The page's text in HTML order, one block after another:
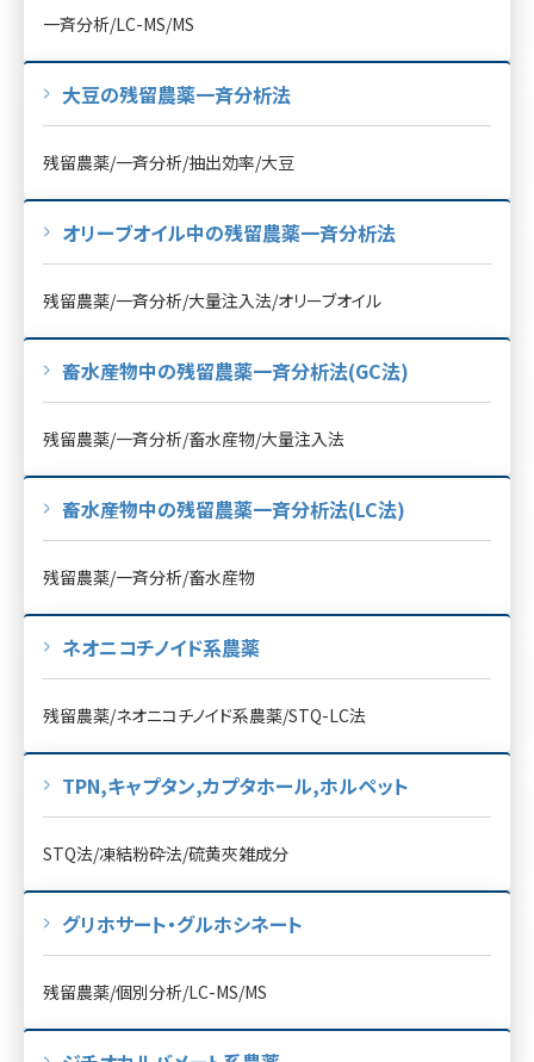
一斉分析/LC-MS/MS
大豆の残留農薬一斉分析法
残留農薬/一斉分析/抽出効率/大豆
オリーブオイル中の残留農薬一斉分析法
残留農薬/一斉分析/大量注入法/オリーブオイル
畜水産物中の残留農薬一斉分析法(GC法)
残留農薬/一斉分析/畜水産物/大量注入法
畜水産物中の残留農薬一斉分析法(LC法)
残留農薬/一斉分析/畜水産物
ネオニコチノイド系農薬
残留農薬/ネオニコチノイド系農薬/STQ-LC法
TPN,キャプタン,カプタホール,ホルペット
STQ法/凍結粉砕法/硫黄夾雑成分
グリホサート・グルホシネート
残留農薬/個別分析/LC-MS/MS